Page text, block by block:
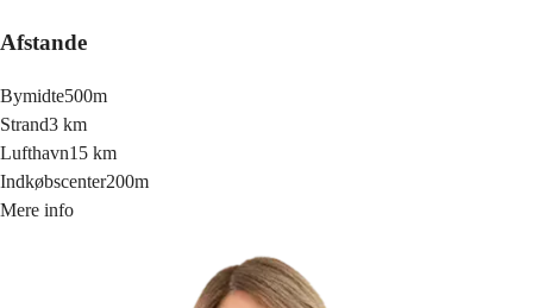
Afstande
Bymidte500m
Strand3 km
Lufthavn15 km
Indkøbscenter200m
Mere info